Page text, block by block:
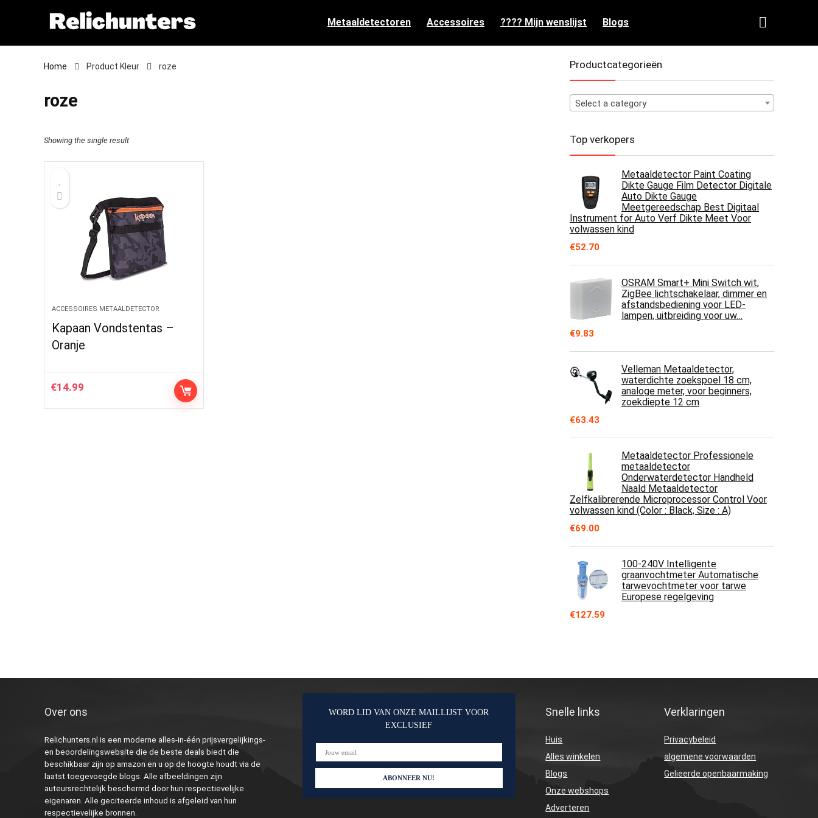
Metaaldetectoren Accessoires ???? Mijn wenslijst Blogs
Home Product Kleur roze
roze
Showing the single result
ACCESSOIRES METAALDETECTOR
Kapaan Vondstentas –
Oranje
€14.99
Productcategorieën
Select a category
Top verkopers
Metaaldetector Paint Coating
Dikte Gauge Film Detector Digitale
Auto Dikte Gauge
Meetgereedschap Best Digitaal
Instrument for Auto Verf Dikte Meet Voor
volwassen kind
€52.70
OSRAM Smart+ Mini Switch wit,
ZigBee lichtschakelaar, dimmer en
afstandsbediening voor LED-
lampen, uitbreiding voor uw…
€9.83
Velleman Metaaldetector,
waterdichte zoekspoel 18 cm,
analoge meter, voor beginners,
zoekdiepte 12 cm
€63.43
Metaaldetector Professionele
metaaldetector
Onderwaterdetector Handheld
Naald Metaaldetector
Zelfkalibrerende Microprocessor Control Voor
volwassen kind (Color : Black, Size : A)
€69.00
100-240V Intelligente
graanvochtmeter Automatische
tarwevochtmeter voor tarwe
Europese regelgeving
€127.59
Over ons
Relichunters.nl is een moderne alles-in-één prijsvergelijkings-
en beoordelingswebsite die de beste deals biedt die
beschikbaar zijn op amazon en u op de hoogte houdt via de
laatst toegevoegde blogs. Alle afbeeldingen zijn
auteursrechtelijk beschermd door hun respectievelijke
eigenaren. Alle geciteerde inhoud is afgeleid van hun
respectievelijke bronnen.
WORD LID VAN ONZE MAILLIJST VOOR
EXCLUSIEF
Snelle links
Huis
Alles winkelen
Blogs
Onze webshops
Adverteren
Verklaringen
Privacybeleid
algemene voorwaarden
Gelieerde openbaarmaking